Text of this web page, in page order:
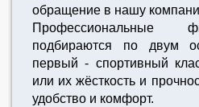
обращение в нашу
Профессиональные
подбираются по двум
первый - спортивный
или их жёсткость и
удобство и комфорт.